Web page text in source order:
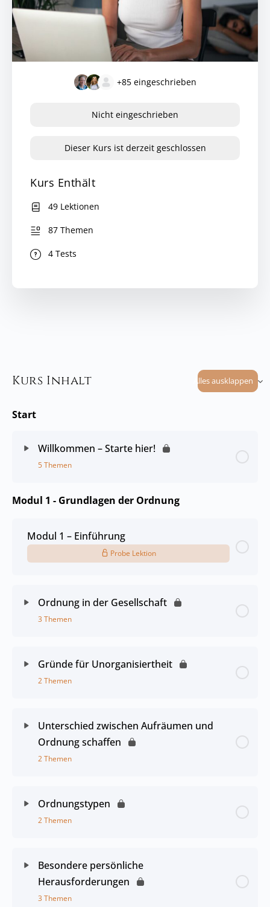
Kurs Inhalt Alles ausklappen
Start
Willkommen – Starte hier!
5 Themen
Modul 1 - Grundlagen der Ordnung
Modul 1 – Einführung
Probe Lektion
Ordnung in der Gesellschaft
3 Themen
Gründe für Unorganisiertheit
2 Themen
Unterschied zwischen Aufräumen und
Ordnung schaffen
2 Themen
Ordnungstypen
2 Themen
Besondere persönliche
Herausforderungen
3 Themen
+85 eingeschrieben
Nicht eingeschrieben
Dieser Kurs ist derzeit geschlossen
Kurs Enthält
49 Lektionen
87 Themen
4 Tests